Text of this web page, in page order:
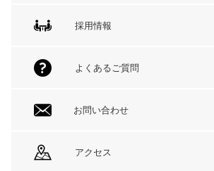
採用情報
よくあるご質問
お問い合わせ
アクセス